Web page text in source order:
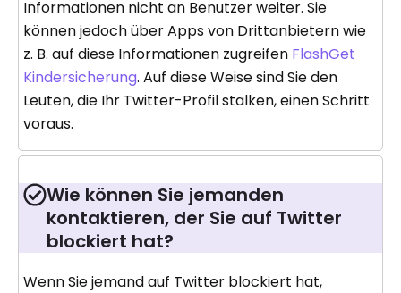
Informationen nicht an Benutzer weiter. Sie
können jedoch über Apps von Drittanbietern wie
z. B. auf diese Informationen zugreifen FlashGet
Kindersicherung. Auf diese Weise sind Sie den
Leuten, die Ihr Twitter-Profil stalken, einen Schritt
voraus.
Wie können Sie jemanden
kontaktieren, der Sie auf Twitter
blockiert hat?
Wenn Sie jemand auf Twitter blockiert hat,